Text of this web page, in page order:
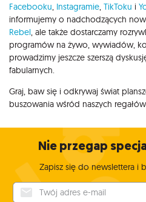
Facebooku Instagramie TikToku i
informujemy o nadchodzących
Rebel , ale także dostarczamy
programów na żywo, wywiadów,
prowadzimy jeszcze szerszą
fabularnych.
Graj, baw się i odkrywaj świat
buszowania wśród naszych
Nie przegap
Zapisz się do newslettera i